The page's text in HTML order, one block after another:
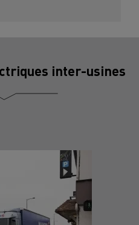
inter-usines